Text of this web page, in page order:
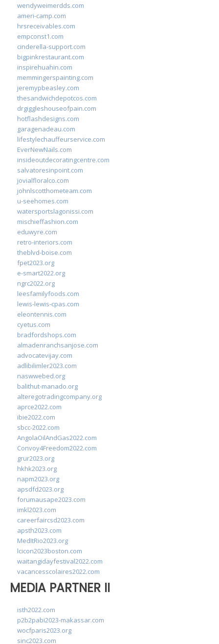
wendyweimerdds.com
ameri-camp.com
hrsreceivables.com
empconst1.com
cinderella-support.com
bigpinkrestaurant.com
inspirehuahin.com
memmingerspainting.com
jeremypbeasley.com
thesandwichdepotcos.com
drgiggleshouseofpain.com
hotflashdesigns.com
garagenadeau.com
lifestylechauffeurservice.com
EverNewNails.com
insideoutdecoratingcentre.com
salvatoresinpoint.com
jovialfloralco.com
johnlscotthometeam.com
u-seehomes.com
watersportslagonissi.com
mischieffashion.com
eduwyre.com
retro-interiors.com
theblvd-boise.com
fpet2023.org
e-smart2022.org
ngrc2022.org
leesfamilyfoods.com
lewis-lewis-cpas.com
eleontennis.com
cyetus.com
bradfordshops.com
almadenranchsanjose.com
advocatevijay.com
adlibilimler2023.com
naswwebed.org
balithut-manado.org
alteregotradingcompany.org
aprce2022.com
ibie2022.com
sbcc-2022.com
AngolaOilAndGas2022.com
Convoy4Freedom2022.com
grur2023.org
hkhk2023.org
napm2023.org
apsdfd2023.org
forumausape2023.com
imkl2023.com
careerfaircsd2023.com
apsth2023.com
MedItRio2023.org
lcicon2023boston.com
waitangidayfestival2022.com
vacancesscolaires2022.com
MEDIA PARTNER II
isth2022.com
p2b2pabi2023-makassar.com
wocfparis2023.org
sinc2023.com